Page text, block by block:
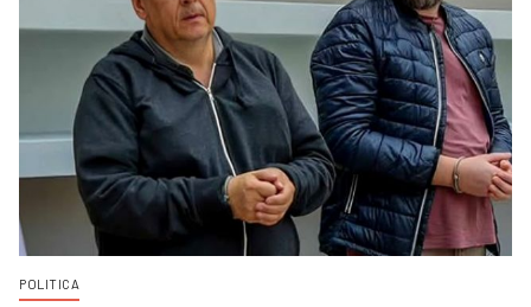
POLITICA